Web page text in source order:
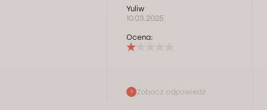
Yuliw
10.03.2025
Ocena:
Zobacz odpowiedź